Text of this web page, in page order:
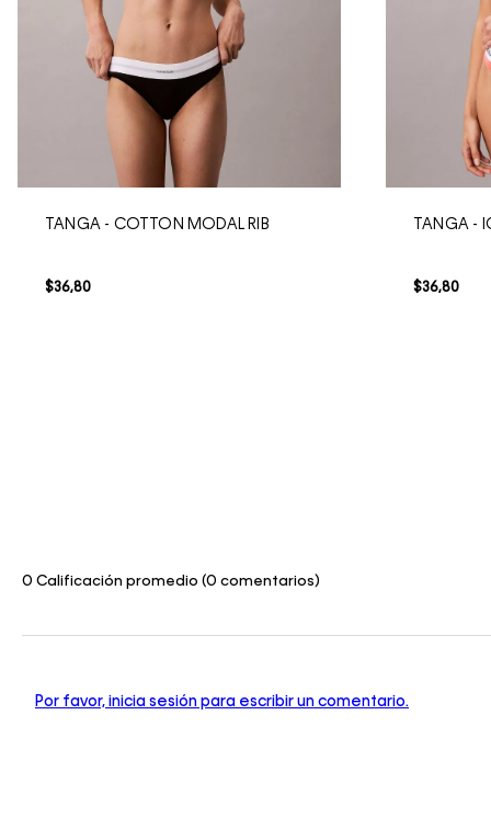
TANGA - COTTON MODAL RIB
$36,80
TANGA -
$36,80
0 Calificación promedio (0 comentarios)
Por favor, inicia sesión para escribir un comentario.